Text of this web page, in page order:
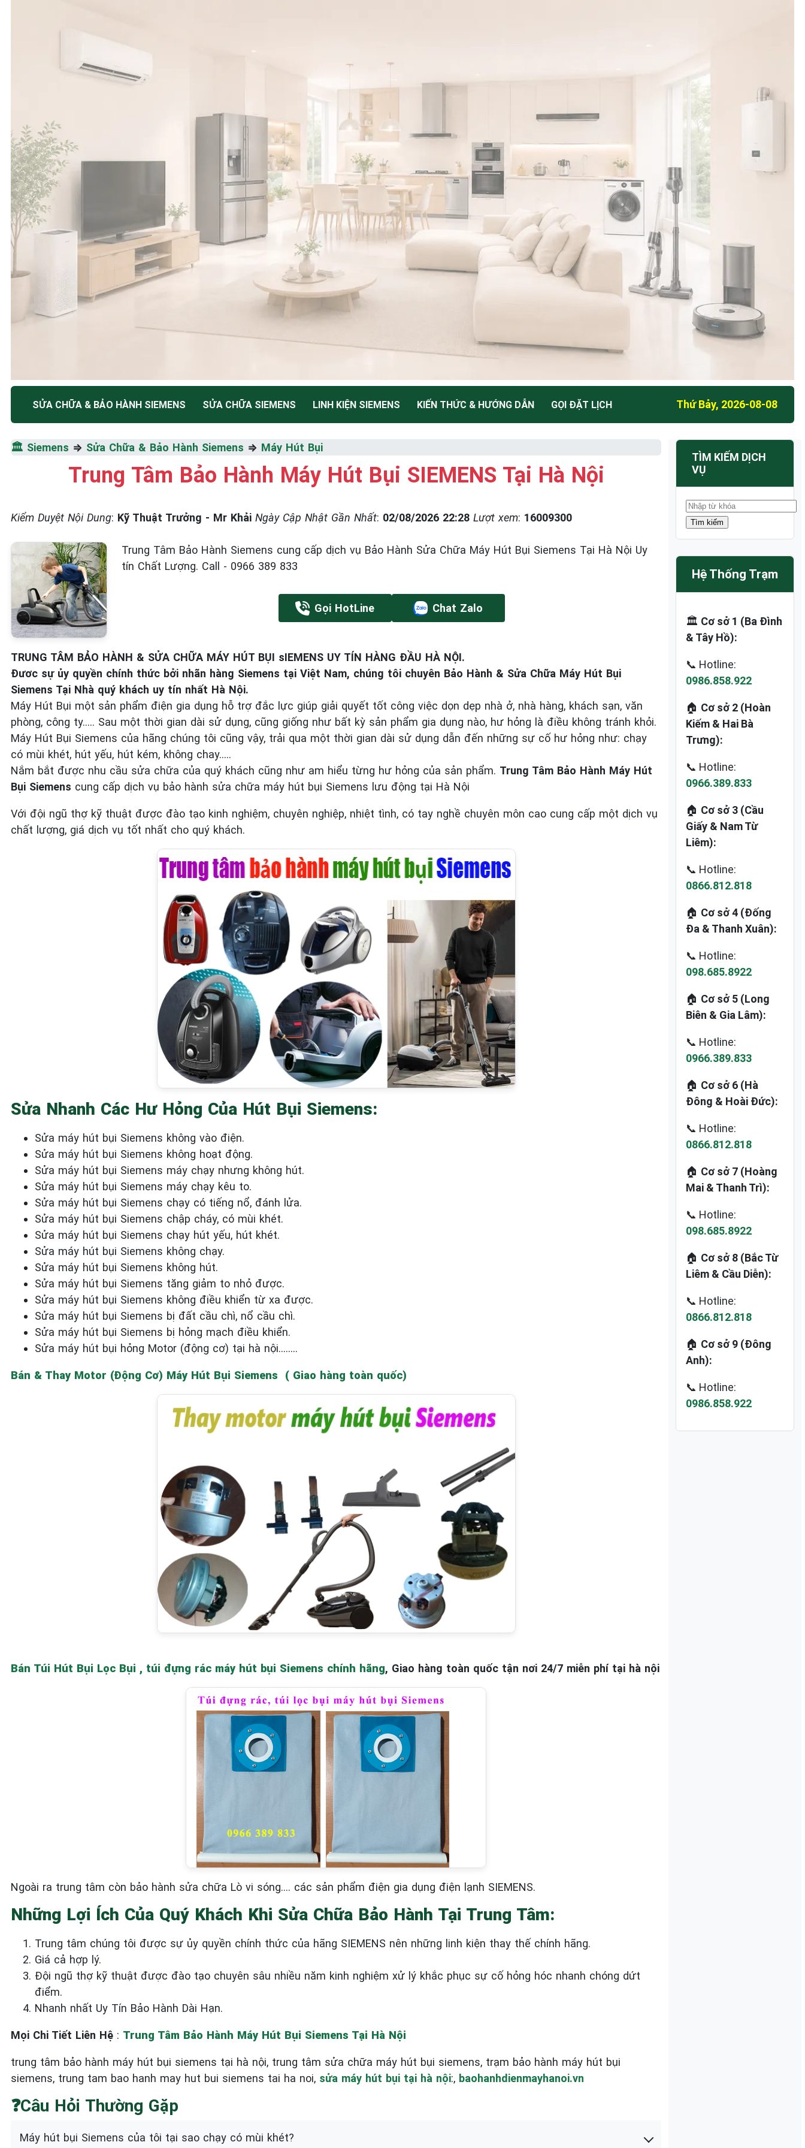
TRUNG TÂM BẢO HÀNH ĐIỆN MÁY HÀ NỘI
SỬA CHỮA & BẢO HÀNH
SIEMENS
Tốc Độ Tối Đa • Chất Lượng Tối Ưu • Chi Phí Tối Thiểu
☎️ 09.86.85.89.22
SỬA CHỮA & BẢO HÀNH SIEMENS SỬA CHỮA SIEMENS LINH KIỆN SIEMENS KIẾN THỨC & HƯỚNG DẪN GỌI ĐẶT LỊCH Thứ Bảy, 2026-08-08
🏛️ Siemens ⇒ Sửa Chữa & Bảo Hành Siemens ⇒ Máy Hút Bụi
Trung Tâm Bảo Hành Máy Hút Bụi SIEMENS Tại Hà Nội
Kiểm Duyệt Nội Dung: Kỹ Thuật Trưởng - Mr Khải Ngày Cập Nhật Gần Nhất: 02/08/2026 22:28 Lượt xem: 16009300
Trung Tâm Bảo Hành Siemens cung cấp dịch vụ Bảo Hành Sửa Chữa Máy Hút Bụi Siemens Tại Hà Nội Uy
tín Chất Lượng. Call - 0966 389 833
Gọi HotLine Chat Zalo
TRUNG TÂM BẢO HÀNH & SỬA CHỮA MÁY HÚT BỤI sIEMENS UY TÍN HÀNG ĐẦU HÀ NỘI.
Đươc sự ủy quyền chính thức bởi nhãn hàng Siemens tại Việt Nam, chúng tôi chuyên Bảo Hành & Sửa Chữa Máy Hút Bụi
Siemens Tại Nhà quý khách uy tín nhất Hà Nội.
Máy Hút Bụi một sản phẩm điện gia dụng hỗ trợ đắc lực giúp giải quyết tốt công việc dọn dẹp nhà ở, nhà hàng, khách sạn, văn
phòng, công ty….. Sau một thời gian dài sử dụng, cũng giống như bất kỳ sản phẩm gia dụng nào, hư hỏng là điều không tránh khỏi.
Máy Hút Bụi Siemens của hãng chúng tôi cũng vậy, trải qua một thời gian dài sử dụng dẫn đến những sự cố hư hỏng như: chạy
có mùi khét, hút yếu, hút kém, không chay…..
Nắm bắt được nhu cầu sửa chữa của quý khách cũng như am hiểu từng hư hỏng của sản phẩm. Trung Tâm Bảo Hành Máy Hút
Bụi Siemens cung cấp dịch vụ bảo hành sửa chữa máy hút bụi Siemens lưu động tại Hà Nội
Với đội ngũ thợ kỹ thuật được đào tạo kinh nghiệm, chuyên nghiệp, nhiệt tình, có tay nghề chuyên môn cao cung cấp một dịch vụ
chất lượng, giá dịch vụ tốt nhất cho quý khách.
Sửa Nhanh Các Hư Hỏng Của Hút Bụi Siemens:
Sửa máy hút bụi Siemens không vào điện.
Sửa máy hút bụi Siemens không hoạt động.
Sửa máy hút bụi Siemens máy chạy nhưng không hút.
Sửa máy hút bụi Siemens máy chạy kêu to.
Sửa máy hút bụi Siemens chạy có tiếng nổ, đánh lửa.
Sửa máy hút bụi Siemens chập cháy, có mùi khét.
Sửa máy hút bụi Siemens chạy hút yếu, hút khét.
Sửa máy hút bụi Siemens không chạy.
Sửa máy hút bụi Siemens không hút.
Sửa máy hút bụi Siemens tăng giảm to nhỏ được.
Sửa máy hút bụi Siemens không điều khiển từ xa được.
Sửa máy hút bụi Siemens bị đất cầu chì, nổ cầu chì.
Sửa máy hút bụi Siemens bị hỏng mạch điều khiển.
Sửa máy hút bụi hỏng Motor (động cơ) tại hà nội……..
Bán & Thay Motor (Động Cơ) Máy Hút Bụi Siemens ( Giao hàng toàn quốc)
Bán Túi Hút Bụi Lọc Bụi , túi đựng rác máy hút bụi Siemens chính hãng, Giao hàng toàn quốc tận nơi 24/7 miễn phí tại hà nội
Ngoài ra trung tâm còn bảo hành sửa chữa Lò vi sóng…. các sản phẩm điện gia dụng điện lạnh SIEMENS.
Những Lợi Ích Của Quý Khách Khi Sửa Chữa Bảo Hành Tại Trung Tâm:
Trung tâm chúng tôi được sự ủy quyền chính thức của hãng SIEMENS nên những linh kiện thay thế chính hãng.
Giá cả hợp lý.
Đội ngũ thợ kỹ thuật được đào tạo chuyên sâu nhiều năm kinh nghiệm xử lý khắc phục sự cố hỏng hóc nhanh chóng dứt
điểm.
Nhanh nhất Uy Tín Bảo Hành Dài Hạn.
Mọi Chi Tiết Liên Hệ : Trung Tâm Bảo Hành Máy Hút Bụi Siemens Tại Hà Nội
trung tâm bảo hành máy hút bụi siemens tại hà nội, trung tâm sửa chữa máy hút bụi siemens, trạm bảo hành máy hút bụi
siemens, trung tam bao hanh may hut bui siemens tai ha noi, sửa máy hút bụi tại hà nội:, baohanhdienmayhanoi.vn
❓Câu Hỏi Thường Gặp
Máy hút bụi Siemens của tôi tại sao chạy có mùi khét?
TÌM KIẾM DỊCH
VỤ
Hệ Thống Trạm
🏛️ Cơ sở 1 (Ba Đình
& Tây Hồ):
📞 Hotline:
0986.858.922
🏠 Cơ sở 2 (Hoàn
Kiếm & Hai Bà
Trưng):
📞 Hotline:
0966.389.833
🏠 Cơ sở 3 (Cầu
Giấy & Nam Từ
Liêm):
📞 Hotline:
0866.812.818
🏠 Cơ sở 4 (Đống
Đa & Thanh Xuân):
📞 Hotline:
098.685.8922
🏠 Cơ sở 5 (Long
Biên & Gia Lâm):
📞 Hotline:
0966.389.833
🏠 Cơ sở 6 (Hà
Đông & Hoài Đức):
📞 Hotline:
0866.812.818
🏠 Cơ sở 7 (Hoàng
Mai & Thanh Trì):
📞 Hotline:
098.685.8922
🏠 Cơ sở 8 (Bắc Từ
Liêm & Cầu Diễn):
📞 Hotline:
0866.812.818
🏠 Cơ sở 9 (Đông
Anh):
📞 Hotline:
0986.858.922